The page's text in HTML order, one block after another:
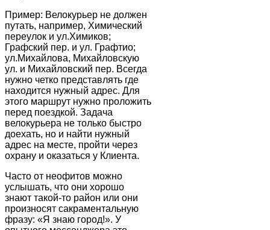
Пример: Велокурьер не должен
путать, например, Химический
переулок и ул.Химиков;
Графский пер. и ул. Графтио;
ул.Михайлова, Михайловскую
ул. и Михайловский пер. Всегда
нужно четко представлять где
находится нужный адрес. Для
этого маршрут нужно проложить
перед поездкой. Задача
велокурьера не только быстро
доехать, но и найти нужный
адрес на месте, пройти через
охрану и оказаться у Клиента.
Часто от неофитов можно
услышать, что они хорошо
знают такой-то район или они
произносят сакраментальную
фразу: «Я знаю город!». У